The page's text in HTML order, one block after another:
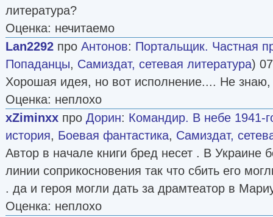
литература?
Оценка: нечитаемо
Lan2292 про Антонов: Портальщик. Частная
Попаданцы, Самиздат, сетевая литература)
Хорошая идея, но вот исполнение.... Не знаю,
Оценка: неплохо
xZiminxx про Дорин: Командир. В небе 1941-
история, Боевая фантастика, Самиздат,
Автор в начале книги бред несет . В Украине
линии соприкосновения так что сбить его
. да и героя могли дать за драмтеатор в
Оценка: неплохо